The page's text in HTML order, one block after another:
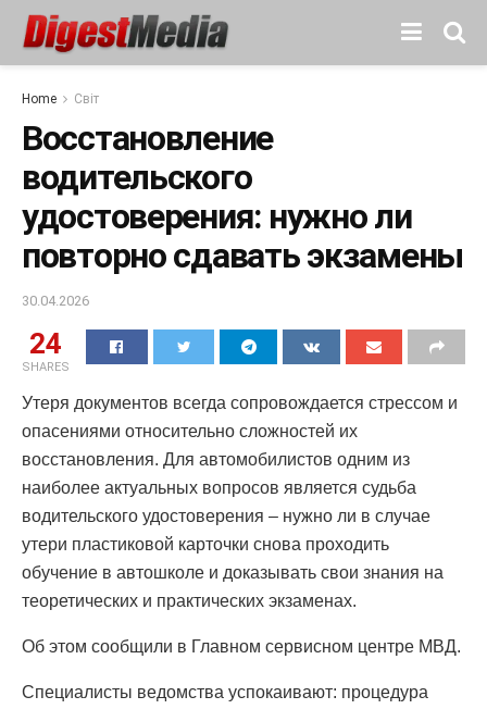
Home Світ
Восстановление
водительского
удостоверения: нужно ли
повторно сдавать экзамены
30.04.2026
24
SHARES
Утеря документов всегда сопровождается стрессом и
опасениями относительно сложностей их
восстановления. Для автомобилистов одним из
наиболее актуальных вопросов является судьба
водительского удостоверения – нужно ли в случае
утери пластиковой карточки снова проходить
обучение в автошколе и доказывать свои знания на
теоретических и практических экзаменах.
Об этом сообщили в Главном сервисном центре МВД.
Специалисты ведомства успокаивают: процедура